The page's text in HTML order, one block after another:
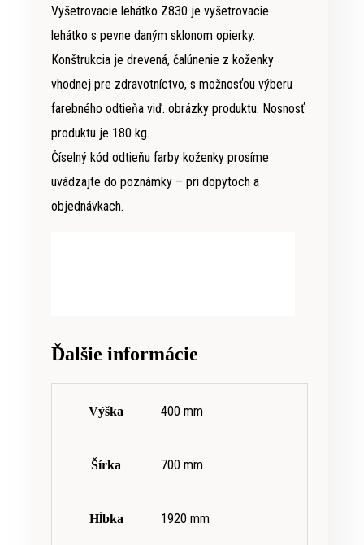
Vyšetrovacie lehátko Z830 je vyšetrovacie
lehátko s pevne daným sklonom opierky.
Konštrukcia je drevená, čalúnenie z koženky
vhodnej pre zdravotníctvo, s možnosťou výberu
farebného odtieňa viď. obrázky produktu. Nosnosť
produktu je 180 kg.
Číselný kód odtieňu farby koženky prosíme
uvádzajte do poznámky – pri dopytoch a
objednávkach.
Ďalšie informácie
Výška 400 mm
Šírka 700 mm
Hĺbka 1920 mm